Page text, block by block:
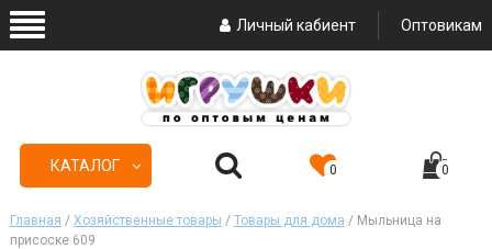
Личный кабиент Оптовикам
КАТАЛОГ 0 0
Главная / Хозяйственные товары / Товары для дома / Мыльница на
присоске 609